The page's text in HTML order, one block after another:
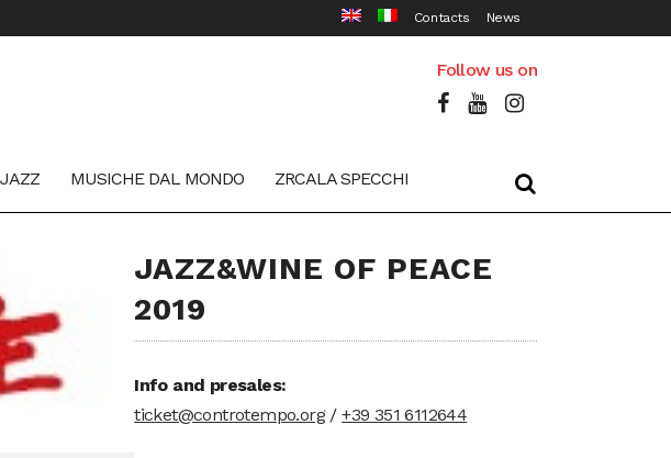
Contacts News
Follow us on
MUSICHE DAL MONDO ZRCALA SPECCHI
JAZZ&WINE OF PEACE
2019
Info and presales:
ticket@controtempo.org/+39 351 6112644